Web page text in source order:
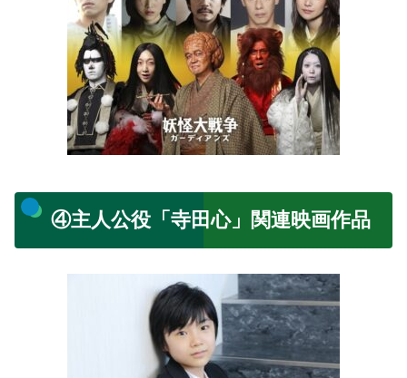
④主人公役「寺田心」関連映画作品